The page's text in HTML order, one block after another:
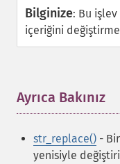
Bilginize: Bu
içeriğini
Ayrıca Bakınız
str_replace() -
yenisiyle